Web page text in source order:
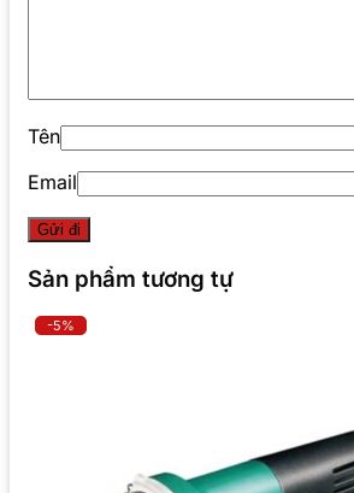
Tên
Email
Sản phẩm tương tự
-5%